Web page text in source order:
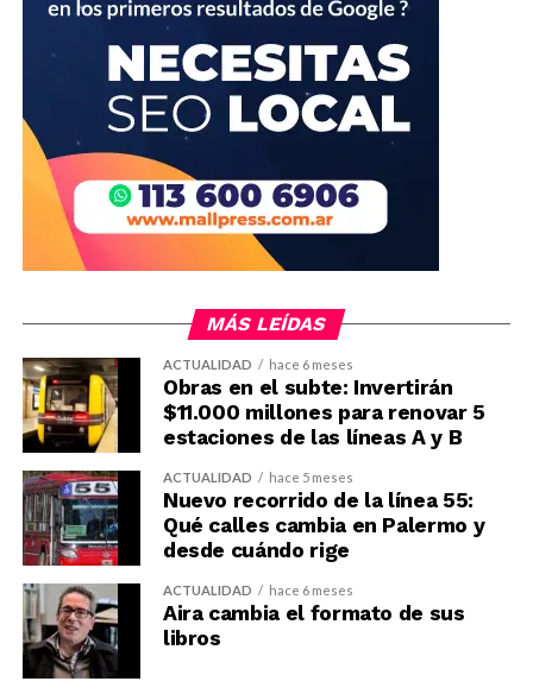
MÁS LEÍDAS
ACTUALIDAD hace 6 meses
Obras en el subte: Invertirán
$11.000 millones para renovar 5
estaciones de las líneas A y B
ACTUALIDAD hace 5 meses
Nuevo recorrido de la línea 55:
Qué calles cambia en Palermo y
desde cuándo rige
ACTUALIDAD hace 6 meses
Aira cambia el formato de sus
libros